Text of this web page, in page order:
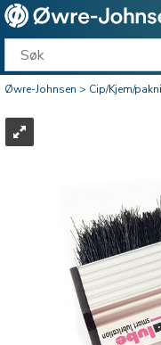
Øwre-Johnsen>Cip/Kjem/